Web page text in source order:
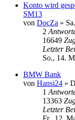
Konto wird
SM13
von DocZa »
2
16649
Letzter
So., 14.
BMW Bank
von Hansi24 »
1
13363
Letzter
Fr., 12.